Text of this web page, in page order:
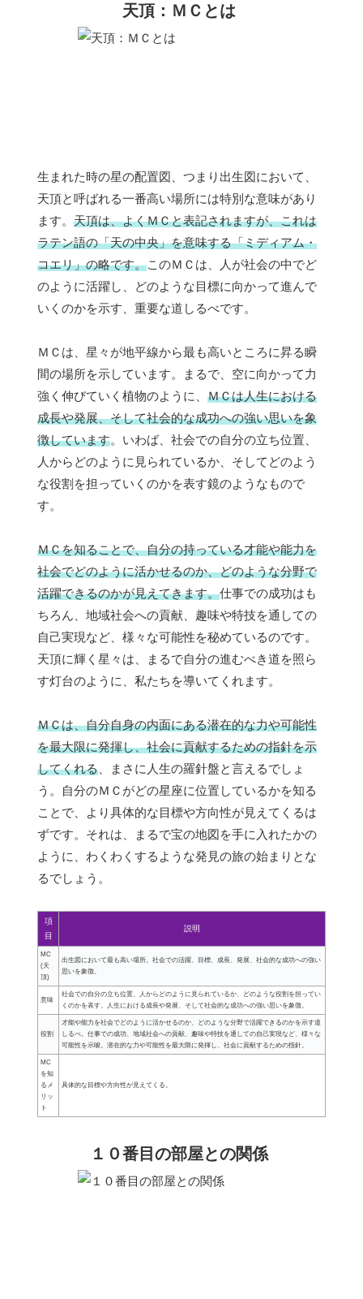
天頂：ＭＣとは
生まれた時の星の配置図、つまり出生図において、
天頂と呼ばれる一番高い場所には特別な意味があり
ます。 天頂は、よくＭＣと表記されますが、これは
ラテン語の「天の中央」を意味する「ミディアム・
コエリ」の略です。このＭＣは、人が社会の中でど
のように活躍し、どのような目標に向かって進んで
いくのかを示す、重要な道しるべです。
ＭＣは、星々が地平線から最も高いところに昇る瞬
間の場所を示しています。まるで、空に向かって力
強く伸びていく植物のように、 ＭＣは人生における
成長や発展、そして社会的な成功への強い思いを象
徴しています。いわば、社会での自分の立ち位置、
人からどのように見られているか、そしてどのよう
な役割を担っていくのかを表す鏡のようなもので
す。
ＭＣを知ることで、自分の持っている才能や能力を
社会でどのように活かせるのか、どのような分野で
活躍できるのかが見えてきます。仕事での成功はも
ちろん、地域社会への貢献、趣味や特技を通しての
自己実現など、様々な可能性を秘めているのです。
天頂に輝く星々は、まるで自分の進むべき道を照ら
す灯台のように、私たちを導いてくれます。
ＭＣは、自分自身の内面にある潜在的な力や可能性
を最大限に発揮し、社会に貢献するための指針を示
してくれる 、まさに人生の羅針盤と言えるでしょ
う。自分のＭＣがどの星座に位置しているかを知る
ことで、より具体的な目標や方向性が見えてくるは
ずです。それは、まるで宝の地図を手に入れたかの
ように、わくわくするような発見の旅の始まりとな
るでしょう。
項
目
説明
MC
(天
頂)
出生図において最も高い場所。社会での活躍、目標、成長、発展、社会的な成功への強い
思いを象徴。
意味
社会での自分の立ち位置、人からどのように見られているか、どのような役割を担ってい
くのかを表す。人生における成長や発展、そして社会的な成功への強い思いを象徴。
役割
才能や能力を社会でどのように活かせるのか、どのような分野で活躍できるのかを示す道
しるべ。仕事での成功、地域社会への貢献、趣味や特技を通しての自己実現など、様々な
可能性を示唆。潜在的な力や可能性を最大限に発揮し、社会に貢献するための指針。
MC
を知
るメ
リッ
ト
具体的な目標や方向性が見えてくる。
１０番目の部屋との関係